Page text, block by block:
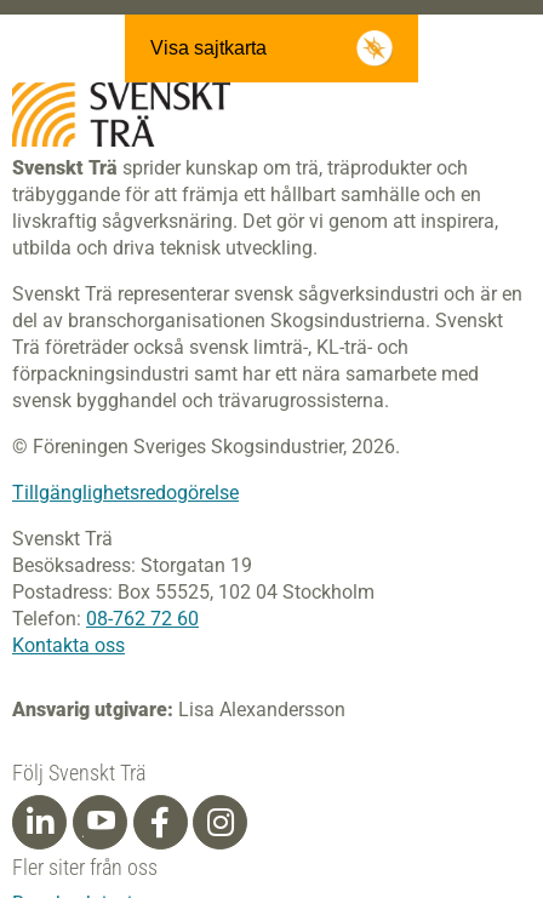
Visa sajtkarta
Svenskt Trä sprider kunskap om trä, träprodukter och
träbyggande för att främja ett hållbart samhälle och en
livskraftig sågverksnäring. Det gör vi genom att inspirera,
utbilda och driva teknisk utveckling.
Svenskt Trä representerar svensk sågverksindustri och är en
del av branschorganisationen Skogsindustrierna. Svenskt
Trä företräder också svensk limträ-, KL-trä- och
förpackningsindustri samt har ett nära samarbete med
svensk bygghandel och trävarugrossisterna.
© Föreningen Sveriges Skogsindustrier, 2026.
Tillgänglighetsredogörelse
Svenskt Trä
Besöksadress: Storgatan 19
Postadress: Box 55525, 102 04 Stockholm
Telefon: 08-762 72 60
Kontakta oss
Ansvarig utgivare: Lisa Alexandersson
Följ Svenskt Trä
Fler siter från oss